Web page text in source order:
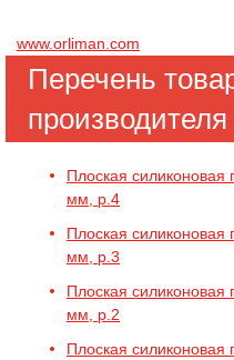
www.orliman.com
Перечень
производителя
Плоская силиконовая
мм, р.4
Плоская силиконовая
мм, р.3
Плоская силиконовая
мм, р.2
Плоская силиконовая